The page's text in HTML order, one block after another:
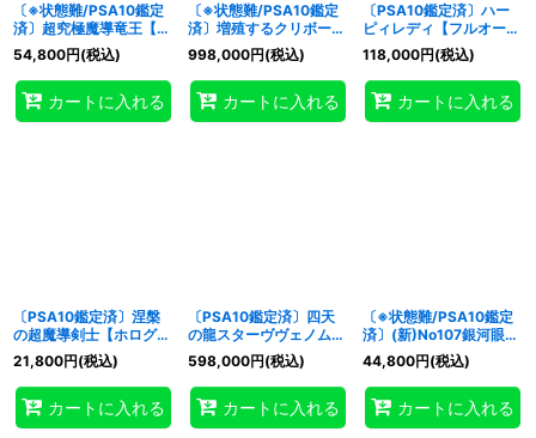
〔※状態難/PSA10鑑定
済〕超究極魔導竜王【ク
ォーターセンチュリーシ
ークレット】{ALIN-
JP000}《エクシーズ》
54,800円(税込)
カートに入れる
〔※状態難/PSA10鑑定
済〕増殖するクリボー!
【グランドマスター】
{LOCH-JP002}《モン
スター》
998,000円(税込)
カートに入れる
〔PSA10鑑定済〕ハー
ピィレディ【フルオーバ
ーラッシュレア】
{RD/KP25-JP002}
《RDモンスター》
118,000円(税込)
カートに入れる
〔PSA10鑑定済〕涅槃
の超魔導剣士【ホログラ
フィック】{TDIL-
JP046}《シンクロ》
21,800円(税込)
カートに入れる
〔PSA10鑑定済〕四天
の龍スターヴヴェノムフ
ュージョンドラゴン【グ
ランドマスター】
{LOCR-JP013}《融合》
598,000円(税込)
カートに入れる
〔※状態難/PSA10鑑定
済〕(新)No107銀河眼の
時空竜【クォーターセン
チュリーシークレット】
{DP29-JP011}《エクシ
ーズ》
44,800円(税込)
カートに入れる